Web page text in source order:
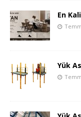
En
Yük